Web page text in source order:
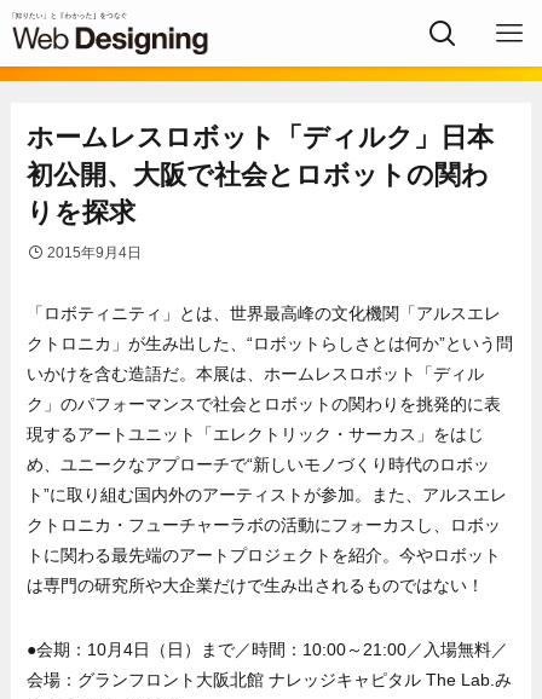
ホームレスロボット「ディルク」日本
初公開、大阪で社会とロボットの関わ
りを探求
2015年9月4日
「ロボティニティ」とは、世界最高峰の文化機関「アルスエレ
クトロニカ」が生み出した、“ロボットらしさとは何か”という問
いかけを含む造語だ。本展は、ホームレスロボット「ディル
ク」のパフォーマンスで社会とロボットの関わりを挑発的に表
現するアートユニット「エレクトリック・サーカス」をはじ
め、ユニークなアプローチで“新しいモノづくり時代のロボッ
ト”に取り組む国内外のアーティストが参加。また、アルスエレ
クトロニカ・フューチャーラボの活動にフォーカスし、ロボッ
トに関わる最先端のアートプロジェクトを紹介。今やロボット
は専門の研究所や大企業だけで生み出されるものではない！
●会期：10月4日（日）まで／時間：10:00～21:00／入場無料／
会場：グランフロント大阪北館 ナレッジキャピタル The Lab.み